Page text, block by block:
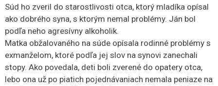
Súd ho zveril do starostlivosti otca, ktorý mladíka opísal
ako dobrého syna, s ktorým nemal problémy. Ján bol
podľa neho agresívny alkoholik.
Matka obžalovaného na súde opísala rodinné problémy s
exmanželom, ktoré podľa jej slov na synovi zanechali
stopy. Ako povedala, deti boli zverené do opatery otca,
lebo ona už po piatich pojednávaniach nemala peniaze na